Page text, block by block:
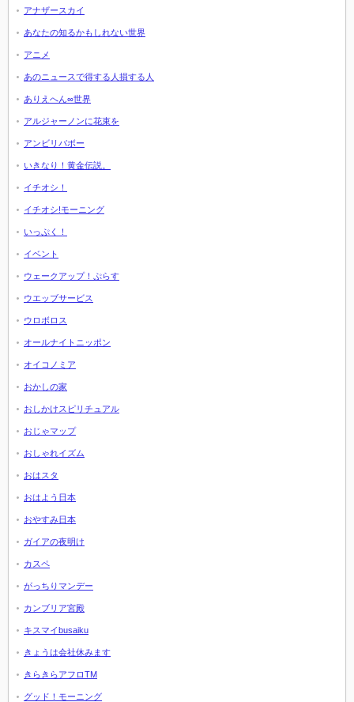
アナザースカイ
あなたの知るかもしれない世界
アニメ
あのニュースで得する人損する人
ありえへん∞世界
アルジャーノンに花束を
アンビリバボー
いきなり！黄金伝説。
イチオシ！
イチオシ!モーニング
いっぷく！
イベント
ウェークアップ！ぷらす
ウエッブサービス
ウロボロス
オールナイトニッポン
オイコノミア
おかしの家
おしかけスピリチュアル
おじゃマップ
おしゃれイズム
おはスタ
おはよう日本
おやすみ日本
ガイアの夜明け
カスペ
がっちりマンデー
カンブリア宮殿
キスマイbusaiku
きょうは会社休みます
きらきらアフロTM
グッド！モーニング